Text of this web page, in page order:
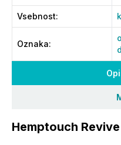
Hemptouch
Vsebnost:
Oznaka: